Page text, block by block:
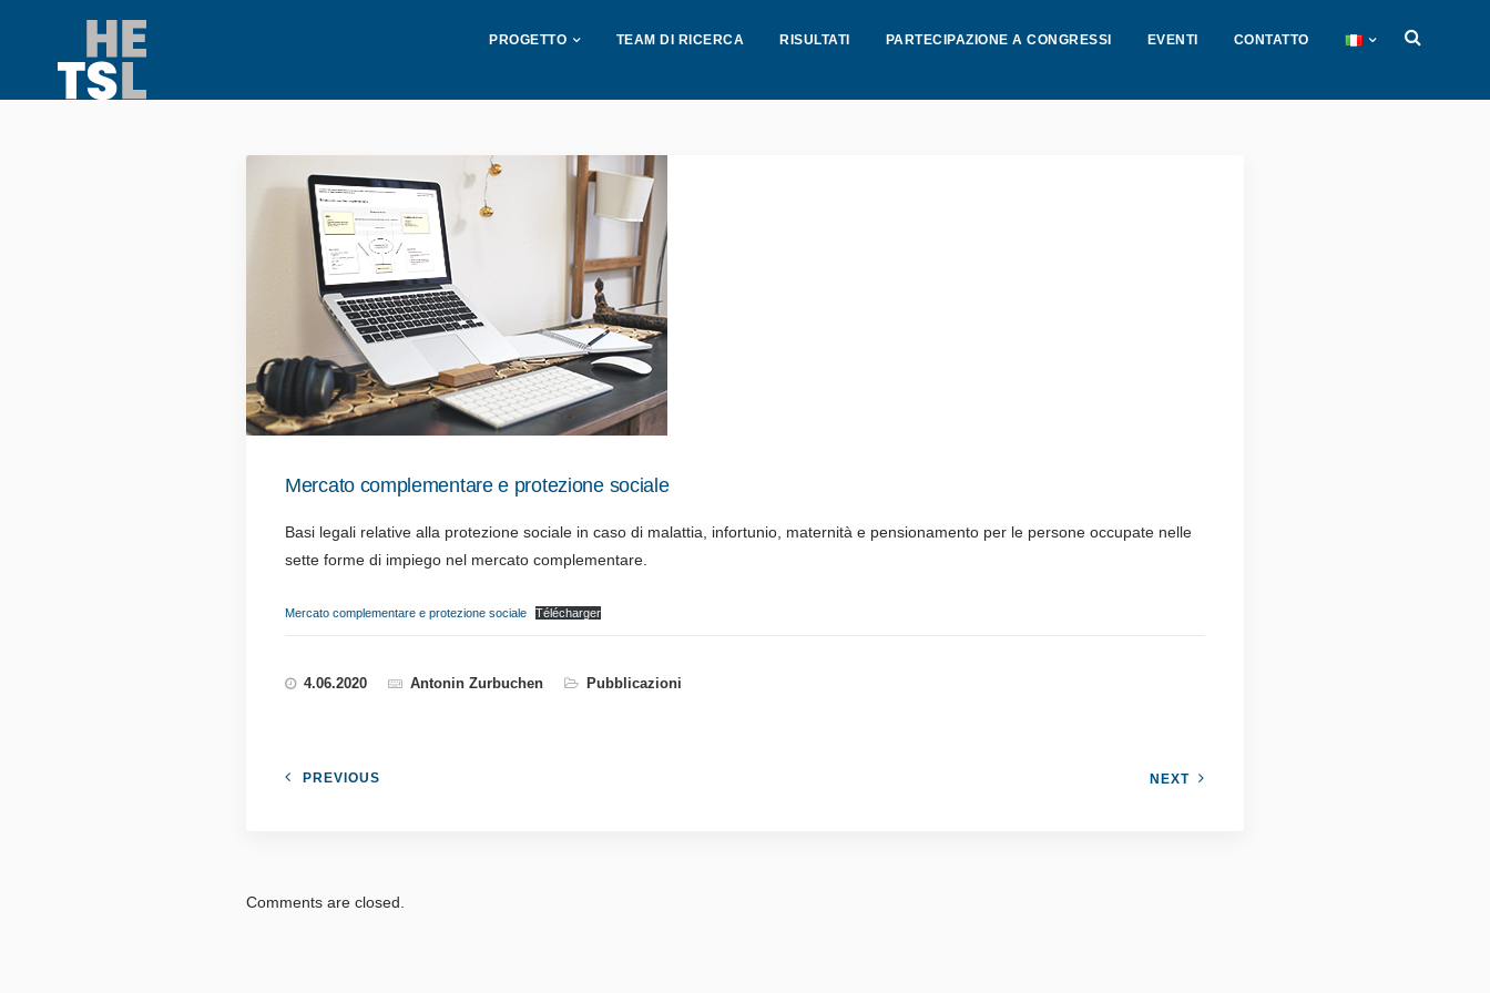
PROGETTO TEAM DI RICERCA RISULTATI PARTECIPAZIONE A CONGRESSI EVENTI CONTATTO
Mercato complementare e protezione sociale
Basi legali relative alla protezione sociale in caso di malattia, infortunio, maternità e pensionamento per le persone occupate nelle
sette forme di impiego nel mercato complementare.
Mercato complementare e protezione sociale Télécharger
4.06.2020 Antonin Zurbuchen Pubblicazioni
PREVIOUS NEXT
Comments are closed.